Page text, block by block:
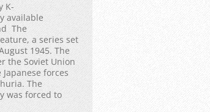
K-
available
The
a series set
1945. The
the Soviet Union
forces
The
was forced to